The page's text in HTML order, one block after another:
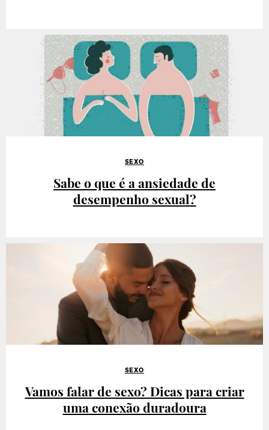
SEXO
Sabe o que é a ansiedade de
desempenho sexual?
SEXO
Vamos falar de sexo? Dicas para criar
uma conexão duradoura